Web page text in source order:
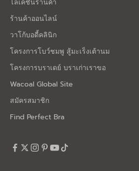
โลเคชั่นร้านค้า
ร้านค้าออนไลน์
วาโก้บอดี้คลินิก
โครงการโบว์ชมพู สู้มะเร็งเต้านม
โครงการบราเดย์ บราเก่าเราขอ
Wacoal Global Site
สมัครสมาชิก
Find Perfect Bra